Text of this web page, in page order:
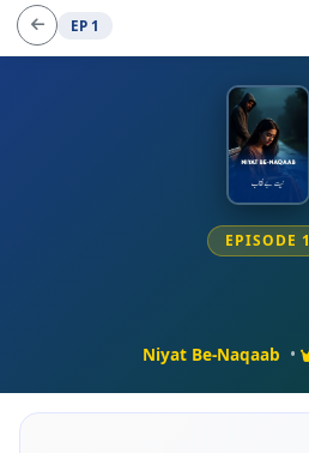
EP 1
EPISODE 1
Niyat Be-Naqaab •